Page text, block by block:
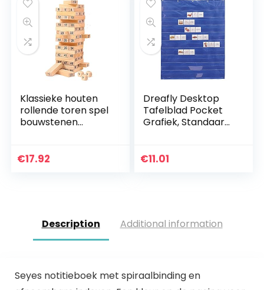
Klassieke houten
rollende toren spel
bouwstenen
volwassenen, grote
€17.92
Dreafly Desktop
Tafelblad Pocket
Grafiek, Standaard
Onderwijs voor
€11.01
Description Additional information
Seyes notitieboek met spiraalbinding en